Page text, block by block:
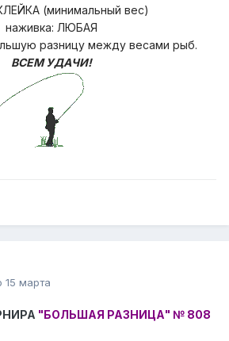
(минимальный вес)
наживка: ЛЮБАЯ
разницу между весами рыб.
ВСЕМ УДАЧИ!
15 марта
"БОЛЬШАЯ РАЗНИЦА" № 808